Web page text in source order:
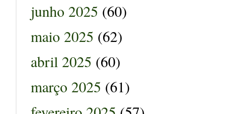
junho 2025 (60)
maio 2025 (62)
abril 2025 (60)
março 2025 (61)